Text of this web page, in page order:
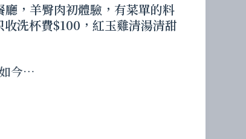
，羊臀肉初體驗，有菜單的料
洗杯費$100，紅玉雞清湯清甜
今…